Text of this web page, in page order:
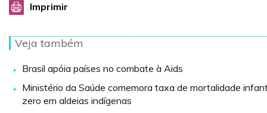
Imprimir
Veja também
Brasil apóia países no combate à Aids
Ministério da Saúde comemora taxa de mortalidade
zero em aldeias indígenas